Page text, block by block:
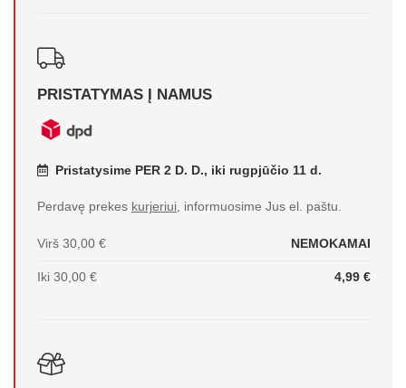
PRISTATYMAS Į NAMUS
Pristatysime PER 2 D. D., iki rugpjūčio 11 d.
Perdavę prekes kurjeriui, informuosime Jus el. paštu.
Virš 30,00 € NEMOKAMAI
Iki 30,00 € 4,99 €